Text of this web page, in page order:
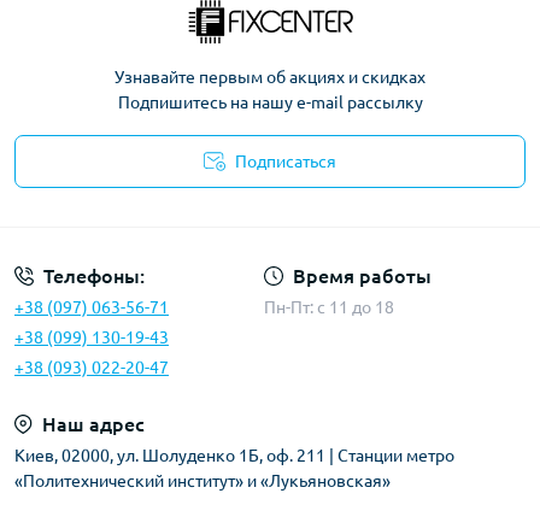
Узнавайте первым об акциях и скидках
Подпишитесь на нашу e-mail рассылку
Подписаться
Телефоны:
+38 (097) 063-56-71
+38 (099) 130-19-43
+38 (093) 022-20-47
Время работы
Пн-Пт: c 11 до 18
Наш адрес
Киев, 02000, ул. Шолуденко 1Б, оф. 211 | Станции метро
«Политехнический институт» и «Лукьяновская»